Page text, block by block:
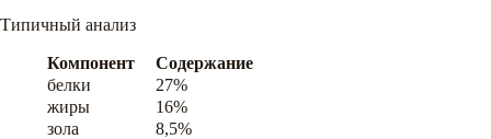
Типичный анализ
Компонент
Содержание
белки
27%
жиры
16%
зола
8,5%